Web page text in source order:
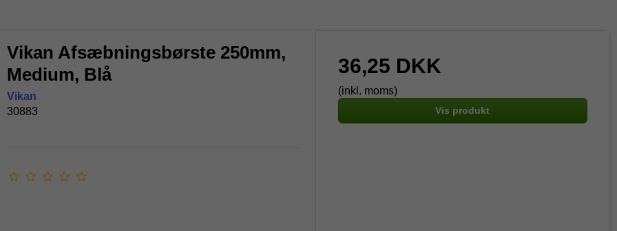
Vikan Afsæbningsbørste 250mm,
Medium, Blå
Vikan
30883
36,25 DKK
(inkl. moms)
Vis produkt